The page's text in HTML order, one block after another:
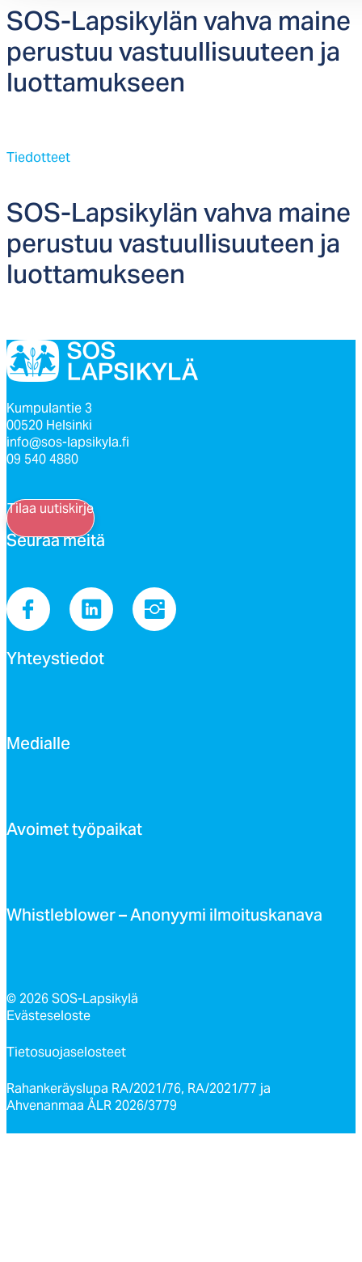
SOS-Lap­si­ky­län vah­va mai­ne
pe­rus­tuu vas­tuul­li­suu­teen ja
luot­ta­muk­seen
Tiedotteet
SOS-Lap­si­ky­län vah­va mai­ne
pe­rus­tuu vas­tuul­li­suu­teen ja
luot­ta­muk­seen
Kumpulantie 3
00520 Helsinki
info@sos-lapsikyla.fi
09 540 4880
Tilaa uutiskirje
Seu­raa mei­tä
Yh­teys­tie­dot
Me­dial­le
Avoi­met työ­pai­kat
Whist­leb­lo­wer – Ano­nyy­mi il­moi­tus­ka­na­va
© 2026 SOS-Lapsikylä
Evästeseloste
Tietosuojaselosteet
Rahankeräyslupa RA/2021/76, RA/2021/77 ja
Ahvenanmaa ÅLR 2026/3779